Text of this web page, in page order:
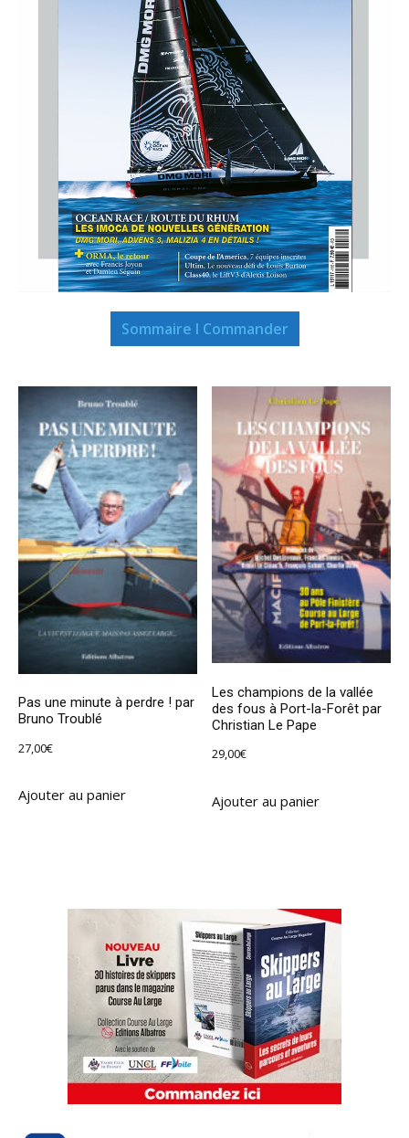
Sommaire I Commander
Pas une minute à perdre ! par
Bruno Troublé
27,00€
Ajouter au panier
Les champions de la vallée
des fous à Port-la-Forêt par
Christian Le Pape
29,00€
Ajouter au panier